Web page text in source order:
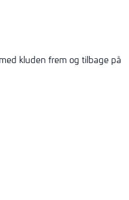
kluden frem og tilbage på